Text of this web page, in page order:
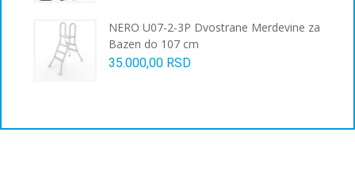
NERO U07-2-3P Dvostrane Merdevine za
Bazen do 107 cm
35.000,00 RSD